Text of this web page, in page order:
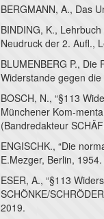
BERGMANN, A., Das
BINDING, K.,
Neudruck der 2. Aufl.,
BLUMENBERG P.,
Widerstande gegen
BOSCH, N., “§113
Münchener Kom-
(Bandredakteur
ENGISCHK., “Die
E.Mezger, Berlin, 1954.
ESER, A., “§113
SCHÖNKE/
2019.